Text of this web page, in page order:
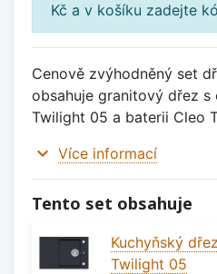
Kč a v košíku zadejte
Cenově zvýhodněný set
obsahuje granitový dřez s
Twilight 05 a baterii Cleo
expand_more Více informací
Tento set obsahuje
Kuchyňský
Twilight 05